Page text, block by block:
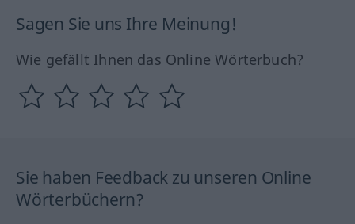
Sagen Sie uns Ihre Meinung!
Wie gefällt Ihnen das Online Wörterbuch?
Sie haben Feedback zu unseren Online
Wörterbüchern?